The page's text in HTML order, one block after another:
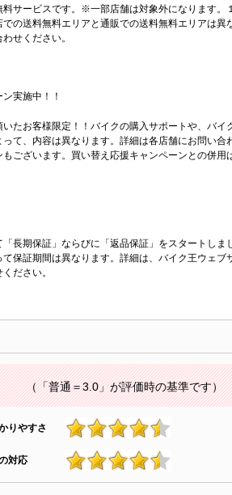
サービスです。※一部店舗は対象外になります。
の送料無料エリアと通販での送料無料エリアは異
せください。
実施中！！
たお客様限定！！バイクの購入サポートや、バイ
て、内容は異なります。詳細は各店舗にお問い合
ございます。買い替え応援キャンペーンとの併用
長期保証」ならびに「返品保証」をスタートしま
保証期間は異なります。詳細は、バイク王ウェブ
ださい。
（「普通＝3.0」が評価時の基準です）
りやすさ
4.6
対応
4.6